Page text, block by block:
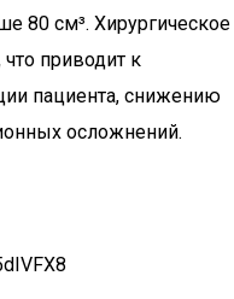
80 см³. Хирургическое
приводит к
пациента, снижению
осложнений.